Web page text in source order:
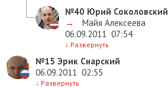
№40 Юрий Соколовский
→
Майя Алексеева
06.09.2011 07:54
↓ Развернуть
№15 Эрик Снарский
06.09.2011 02:55
↓ Развернуть